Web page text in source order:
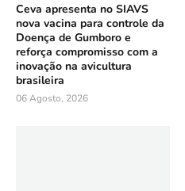
Ceva apresenta no SIAVS
nova vacina para controle da
Doença de Gumboro e
reforça compromisso com a
inovação na avicultura
brasileira
06 Agosto, 2026